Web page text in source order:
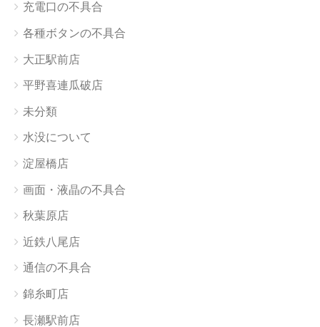
充電口の不具合
各種ボタンの不具合
大正駅前店
平野喜連瓜破店
未分類
水没について
淀屋橋店
画面・液晶の不具合
秋葉原店
近鉄八尾店
通信の不具合
錦糸町店
長瀬駅前店